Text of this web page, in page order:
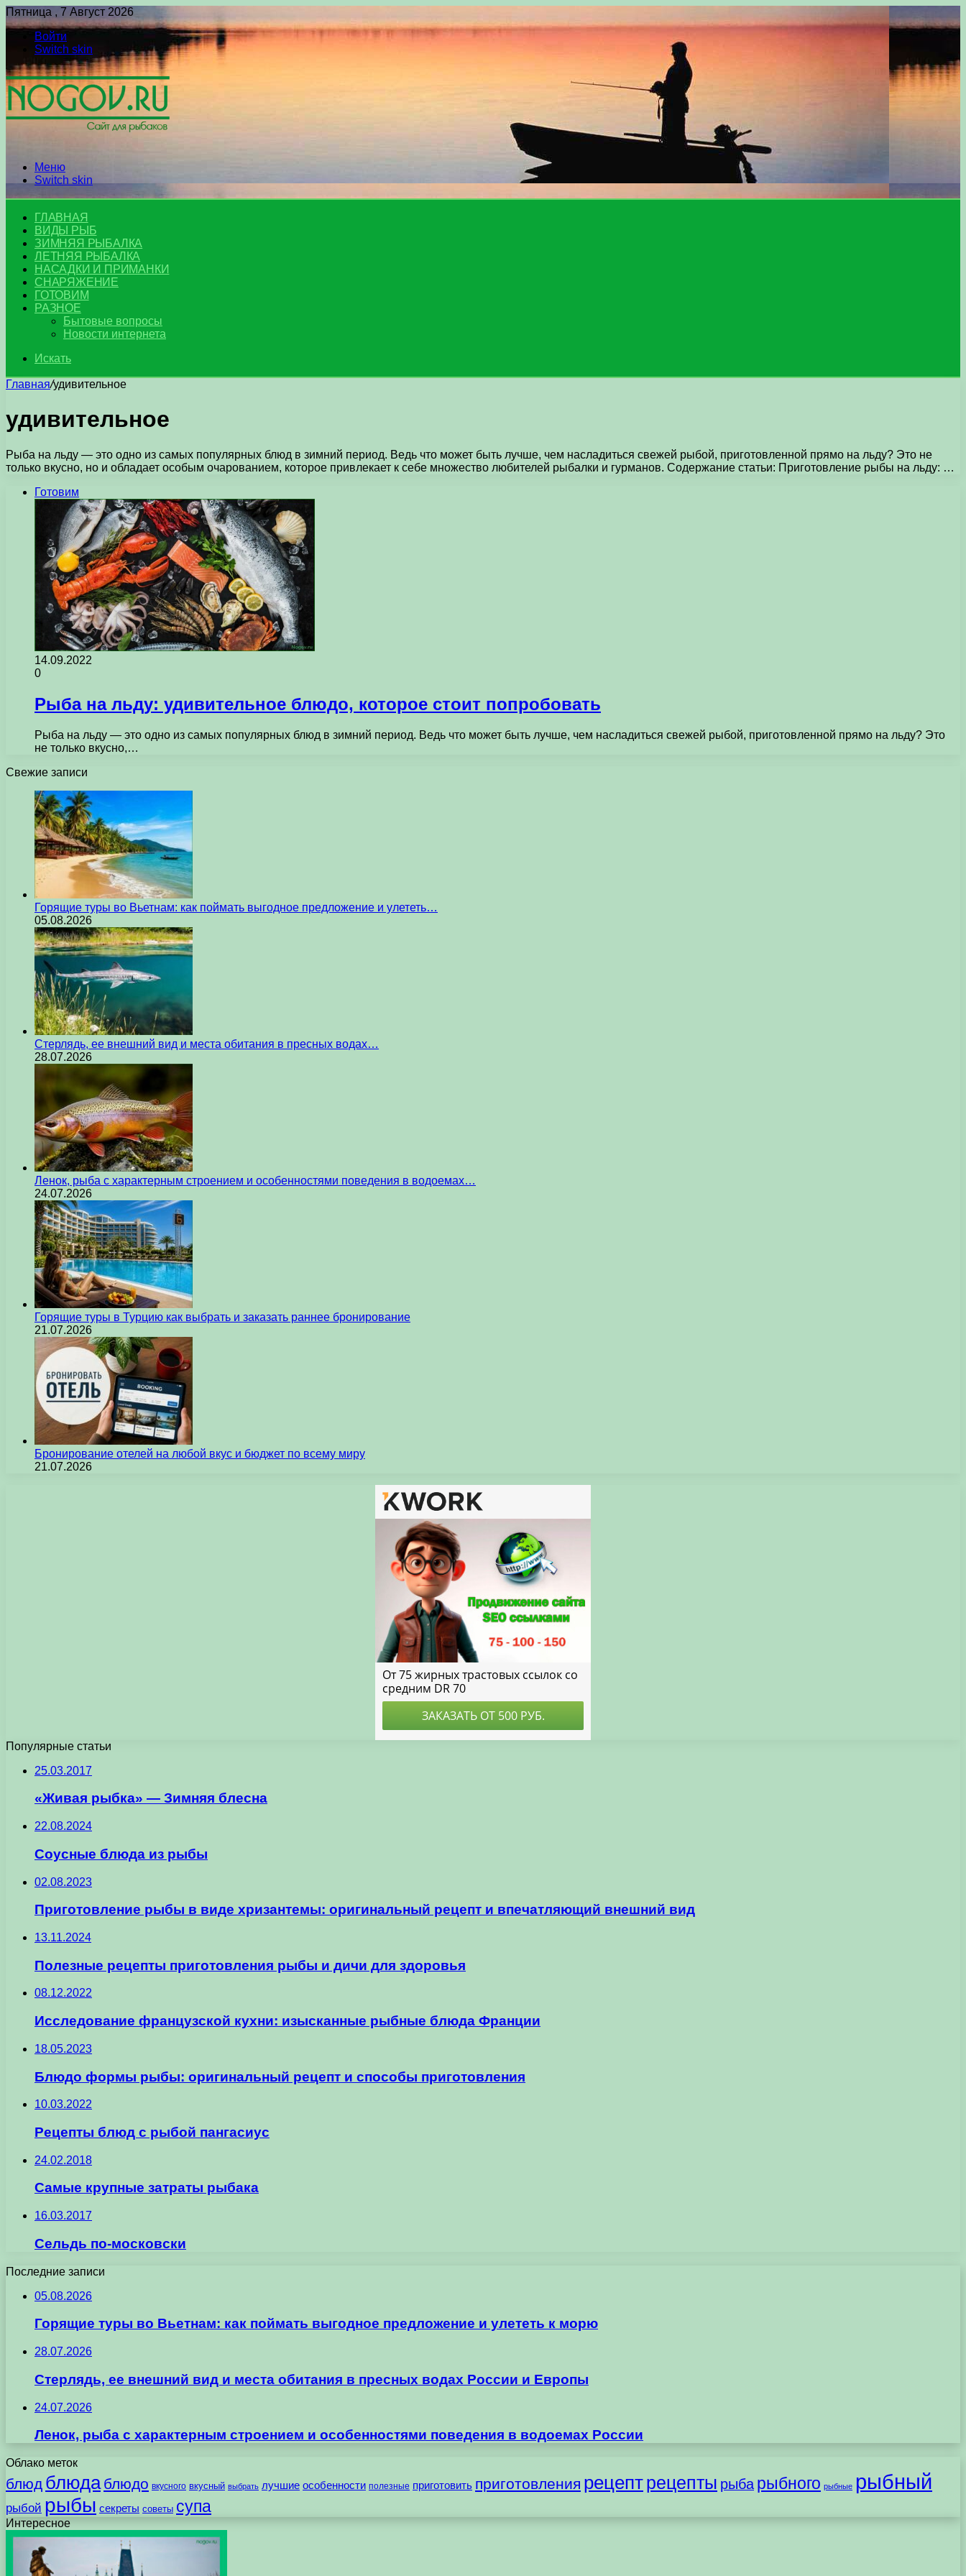
Пятница , 7 Август 2026
Войти
Switch skin
Меню
Switch skin
ГЛАВНАЯ
ВИДЫ РЫБ
ЗИМНЯЯ РЫБАЛКА
ЛЕТНЯЯ РЫБАЛКА
НАСАДКИ И ПРИМАНКИ
СНАРЯЖЕНИЕ
ГОТОВИМ
РАЗНОЕ
Бытовые вопросы
Новости интернета
Искать
Главная/удивительное
удивительное
Рыба на льду — это одно из самых популярных блюд в зимний период. Ведь что может быть лучше, чем насладиться свежей рыбой, приготовленной прямо на льду? Это не
только вкусно, но и обладает особым очарованием, которое привлекает к себе множество любителей рыбалки и гурманов. Содержание статьи: Приготовление рыбы на льду: …
Готовим
14.09.2022
0
Рыба на льду: удивительное блюдо, которое стоит попробовать
Рыба на льду — это одно из самых популярных блюд в зимний период. Ведь что может быть лучше, чем насладиться свежей рыбой, приготовленной прямо на льду? Это
не только вкусно,…
Свежие записи
Горящие туры во Вьетнам: как поймать выгодное предложение и улететь…
05.08.2026
Стерлядь, ее внешний вид и места обитания в пресных водах…
28.07.2026
Ленок, рыба с характерным строением и особенностями поведения в водоемах…
24.07.2026
Горящие туры в Турцию как выбрать и заказать раннее бронирование
21.07.2026
Бронирование отелей на любой вкус и бюджет по всему миру
21.07.2026
Популярные статьи
25.03.2017
«Живая рыбка» — Зимняя блесна
22.08.2024
Соусные блюда из рыбы
02.08.2023
Приготовление рыбы в виде хризантемы: оригинальный рецепт и впечатляющий внешний вид
13.11.2024
Полезные рецепты приготовления рыбы и дичи для здоровья
08.12.2022
Исследование французской кухни: изысканные рыбные блюда Франции
18.05.2023
Блюдо формы рыбы: оригинальный рецепт и способы приготовления
10.03.2022
Рецепты блюд с рыбой пангасиус
24.02.2018
Самые крупные затраты рыбака
16.03.2017
Сельдь по-московски
Последние записи
05.08.2026
Горящие туры во Вьетнам: как поймать выгодное предложение и улететь к морю
28.07.2026
Стерлядь, ее внешний вид и места обитания в пресных водах России и Европы
24.07.2026
Ленок, рыба с характерным строением и особенностями поведения в водоемах России
Облако меток
блюд блюда блюдо вкусного вкусный выбрать лучшие особенности полезные приготовить приготовления рецептрецепты рыба рыбного рыбные рыбный
рыбой рыбы секреты советы супа
Интересное